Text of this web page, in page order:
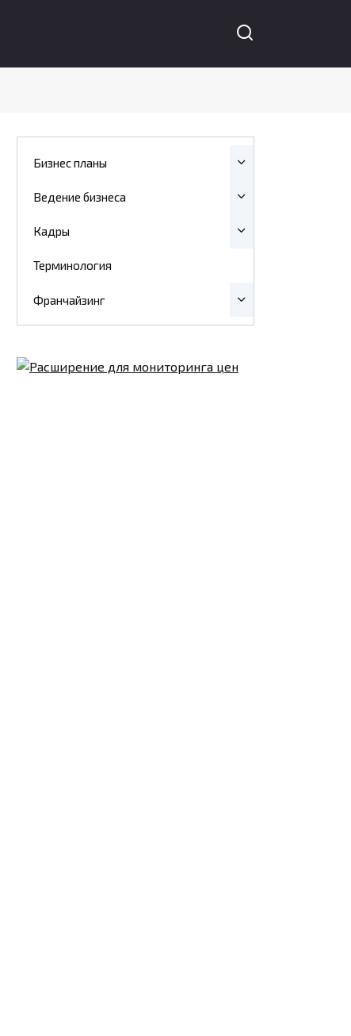
Бизнес планы
Ведение бизнеса
Кадры
Терминология
Франчайзинг